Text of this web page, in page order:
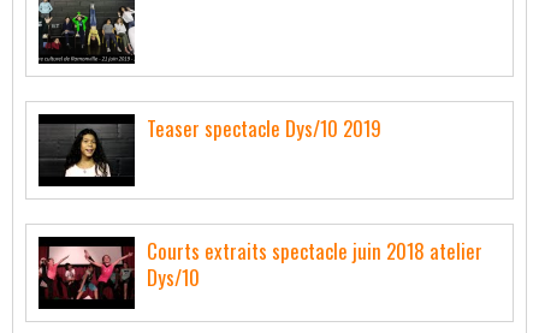
Teaser spectacle Dys/10 2019
Courts extraits spectacle juin 2018 atelier
Dys/10